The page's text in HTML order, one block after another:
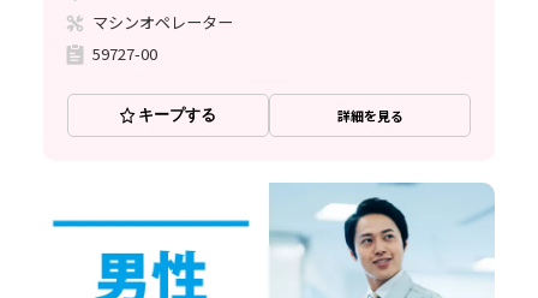
マシンオペレーター
59727-00
キープする 詳細を見る